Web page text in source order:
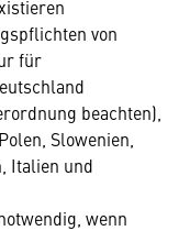
von
für
beachten),
Slowenien,
Italien und
wenn